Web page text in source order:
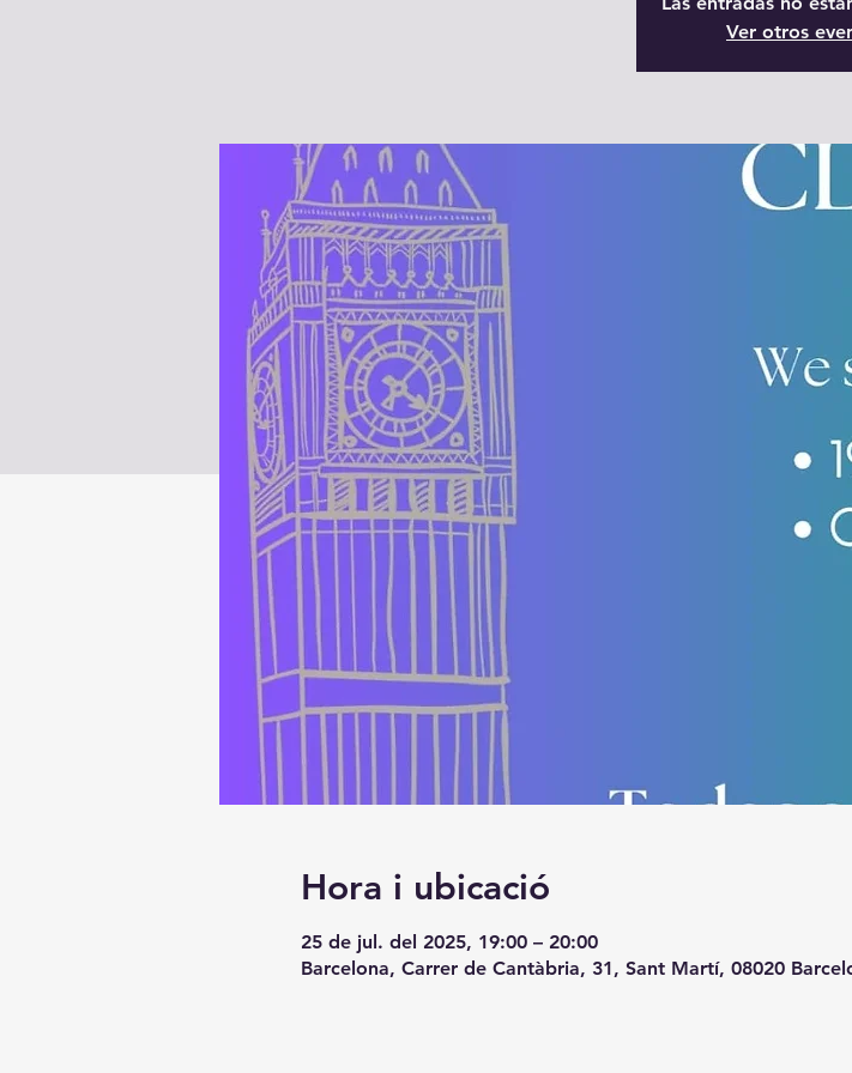
Ver otros
Hora i ubicació
25 de jul. del 2025, 19:00 – 20:00
Barcelona, Carrer de Cantàbria, 31, Sant Martí, 08020